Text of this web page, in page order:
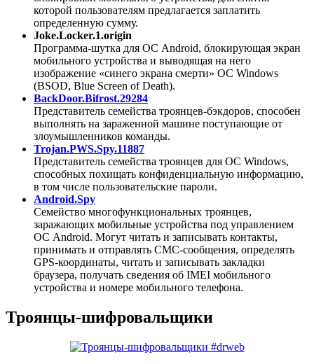
которой пользователям предлагается заплатить
определенную сумму.
Joke.Locker.1.origin
Программа-шутка для ОС Android, блокирующая экран
мобильного устройства и выводящая на него
изображение «синего экрана смерти» ОС Windows
(BSOD, Blue Screen of Death).
BackDoor.Bifrost.29284
Представитель семейства троянцев-бэкдоров, способен
выполнять на зараженной машине поступающие от
злоумышленников команды.
Trojan.PWS.Spy.11887
Представитель семейства троянцев для ОС Windows,
способных похищать конфиденциальную информацию,
в том числе пользовательские пароли.
Android.Spy
Семейство многофункциональных троянцев,
заражающих мобильные устройства под управлением
ОС Android. Могут читать и записывать контакты,
принимать и отправлять СМС-сообщения, определять
GPS-координаты, читать и записывать закладки
браузера, получать сведения об IMEI мобильного
устройства и номере мобильного телефона.
Троянцы-шифровальщики